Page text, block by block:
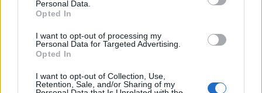
Personal Data.
Opted In
I want to opt-out of processing my
Personal Data for Targeted Advertising.
Opted In
I want to opt-out of Collection, Use,
Retention, Sale, and/or Sharing of my